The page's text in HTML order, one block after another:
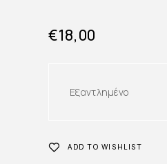
€18,00
Εξαντλημένο
ADD TO WISHLIST